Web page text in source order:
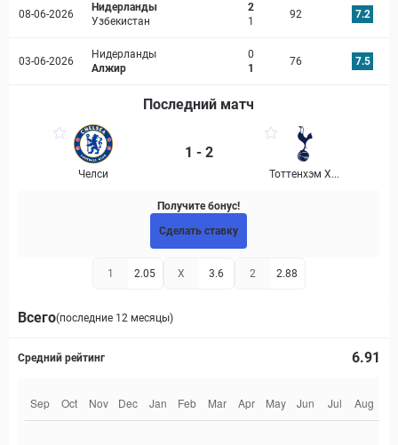
08-06-2026
Нидерланды
Узбекистан
2
1
92 7.2
03-06-2026
Нидерланды
Алжир
0
1
76 7.5
Последний матч
Челси
1 - 2
Тоттенхэм Х...
Получите бонус!
Сделать ставку
1 2.05 X 3.6 2 2.88
Всего(последние 12 месяцы)
Средний рейтинг 6.91